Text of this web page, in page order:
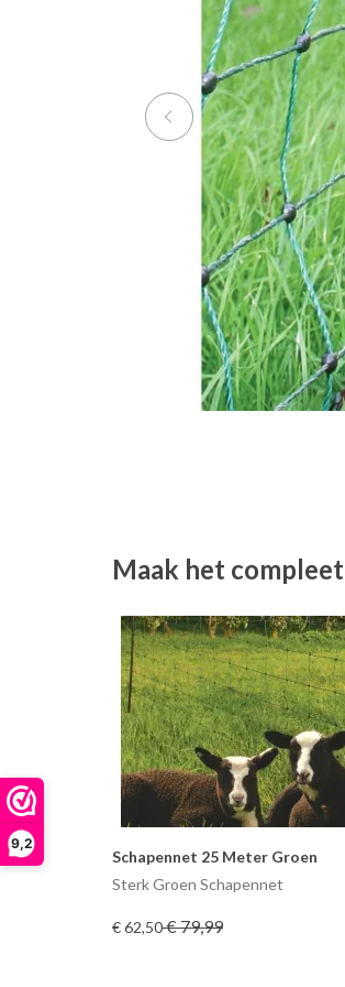
9,2
Maak het compleet
Schapennet 25 Meter Groen
Sterk Groen Schapennet
€ 62,50€ 79,99